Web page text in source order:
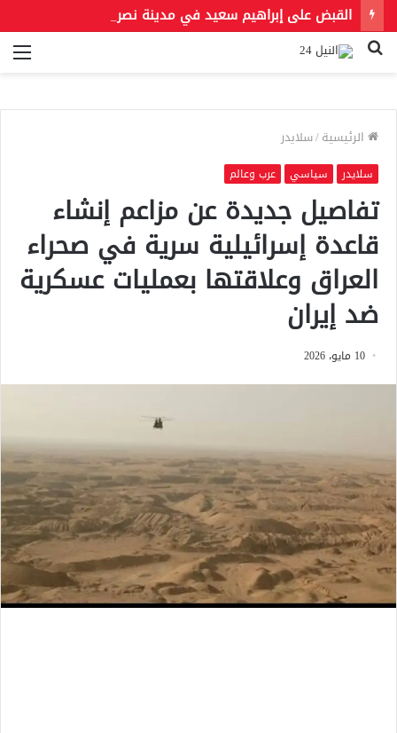
بحث
الرئيسية/سلايدر
سلايدر سياسي عرب وعالم
تفاصيل جديدة عن مزاعم إنشاء
قاعدة إسرائيلية سرية في صحراء
العراق وعلاقتها بعمليات عسكرية
ضد إيران
10 مايو، 2026